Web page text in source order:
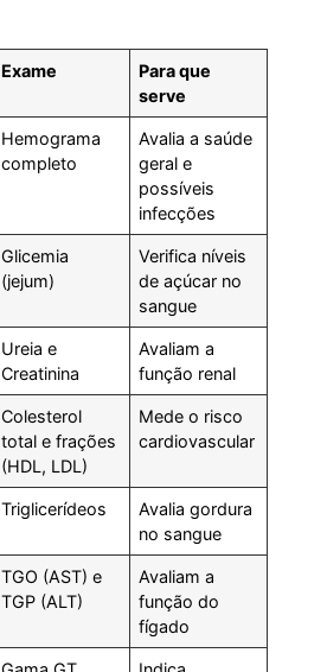
Exame
Para que
serve
Hemograma
completo
Avalia a saúde
geral e
possíveis
infecções
Glicemia
(jejum)
Verifica níveis
de açúcar no
sangue
Ureia e
Creatinina
Avaliam a
função renal
Colesterol
total e frações
(HDL, LDL)
Mede o risco
cardiovascular
Triglicerídeos
Avalia gordura
no sangue
TGO (AST) e
TGP (ALT)
Avaliam a
função do
fígado